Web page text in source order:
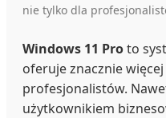
nie tylko dla
Windows 11 Proto
oferuje znacznie
profesjonalistów.
użytkownikiem